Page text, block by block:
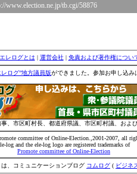
www.election.ne.jp/tb.cgi/58876
エレログとは | 運営会社| 免責および著作権につい
ログ”地方議員版ができました。参加お申し込み
、市区町村長、都道府県議、市区町村議、およ
committee of Online-Election.,2001-2007, all
log and the ele-log logo are registered trademarks of
Promote committee of Online-Election
は、コミュニケーションブログ コムログ ( ビジネ